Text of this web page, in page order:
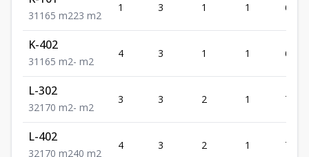
31 1 65 m223 m2
1 3 1 1 65
K-402
31 1 65 m2- m2
4 3 1 1 65
L-302
321 70 m2- m2
3 3 2 1 70
L-402
321 70 m240 m2
4 3 2 1 70